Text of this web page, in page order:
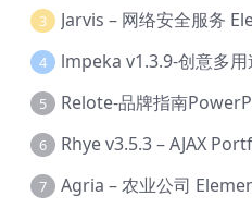
3
4
5 Relote-品牌指南
6
7